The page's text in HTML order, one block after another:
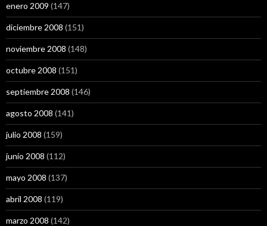
enero 2009 (147)
diciembre 2008 (151)
noviembre 2008 (148)
octubre 2008 (151)
septiembre 2008 (146)
agosto 2008 (141)
julio 2008 (159)
junio 2008 (112)
mayo 2008 (137)
abril 2008 (119)
marzo 2008 (142)